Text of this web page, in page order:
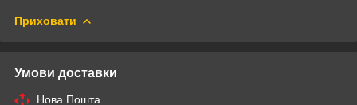
Приховати
Умови доставки
Нова Пошта